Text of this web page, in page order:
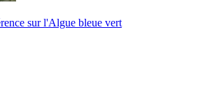
sur l'Algue bleue vert